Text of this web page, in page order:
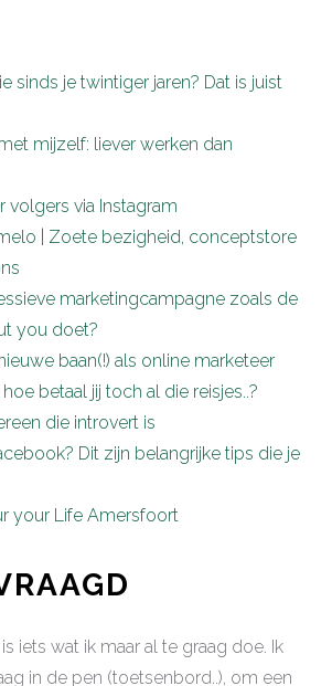
sinds je twintiger jaren? Dat is juist
mijzelf: liever werken dan
volgers via Instagram
| Zoete bezigheid, conceptstore
marketingcampagne zoals de
you doet?
baan(!) als online marketeer
betaal jij toch al die reisjes..?
die introvert is
Dit zijn belangrijke tips die je
your Life Amersfoort
iets wat ik maar al te graag doe. Ik
in de pen (toetsenbord..), om een